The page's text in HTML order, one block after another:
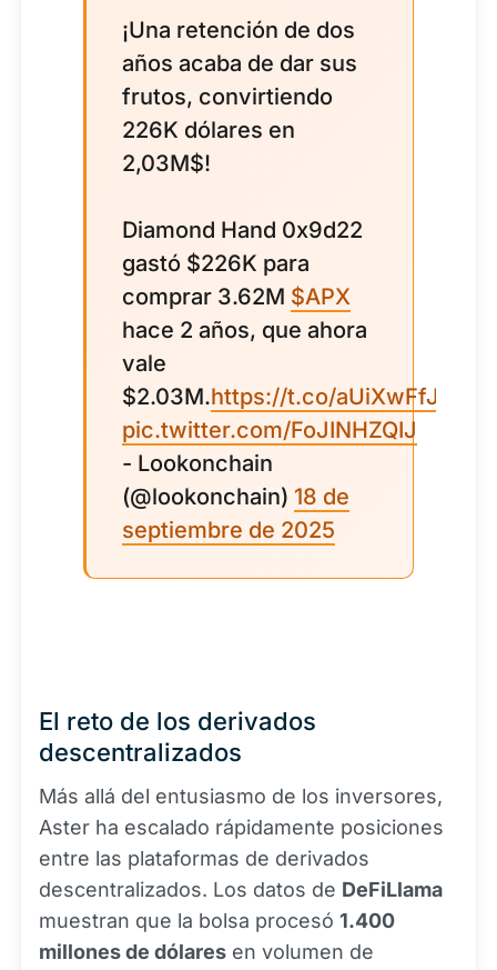
¡Una retención de dos
años acaba de dar sus
frutos, convirtiendo
226K dólares en
2,03M$!
Diamond Hand 0x9d22
gastó $226K para
comprar 3.62M $APX
hace 2 años, que ahora
vale
$2.03M.https://t.co/aUiXwFfJWB
pic.twitter.com/FoJINHZQIJ
- Lookonchain
(@lookonchain) 18 de
septiembre de 2025
El reto de los derivados
descentralizados
Más allá del entusiasmo de los inversores,
Aster ha escalado rápidamente posiciones
entre las plataformas de derivados
descentralizados. Los datos de DeFiLlama
muestran que la bolsa procesó 1.400
millones de dólares en volumen de